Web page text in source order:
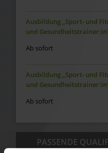
Ausbildung „Sport- und
und
Ab sofort
Ausbildung „Sport- und
und
Ab sofort
PASSENDE